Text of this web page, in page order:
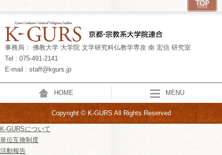
事務局： 佛教大学 大学院 文学研究科仏教学専攻 南 宏信 研究室
Tel : 075-491-2141
E-mail : staff@kgurs.jp
HOME MENU
Copyright © K-GURS All Rights Reserved
K-GURSについて
単位互換制度
活動報告